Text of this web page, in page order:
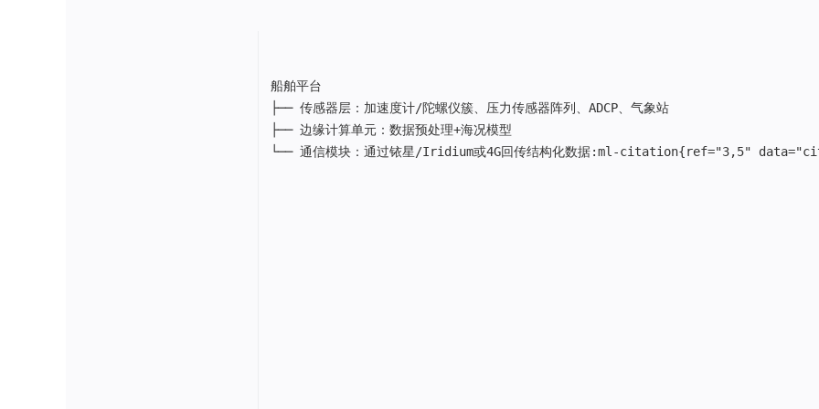
船舶平台
├── 传感器层：加速度计/陀螺仪簇、压力传感器阵列、ADCP、气象站
├── 边缘计算单元：数据预处理+海况模型
└── 通信模块：通过铱星/Iridium或4G回传结构化数据:ml-citation{ref="3,5"